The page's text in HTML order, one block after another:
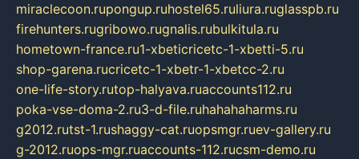
miraclecoon.rupongup.ruhostel65.ruliura.ruglasspb.ru
firehunters.rugribowo.rugnalis.rubulkitula.ru
hometown-france.ru1-xbeticricetc-1-xbetti-5.ru
shop-garena.rucricetc-1-xbetr-1-xbetcc-2.ru
one-life-story.rutop-halyava.ruaccounts112.ru
poka-vse-doma-2.ru3-d-file.ruhahahaharms.ru
g2012.rutst-1.rushaggy-cat.ruopsmgr.ruev-gallery.ru
g-2012.ruops-mgr.ruaccounts-112.rucsm-demo.ru